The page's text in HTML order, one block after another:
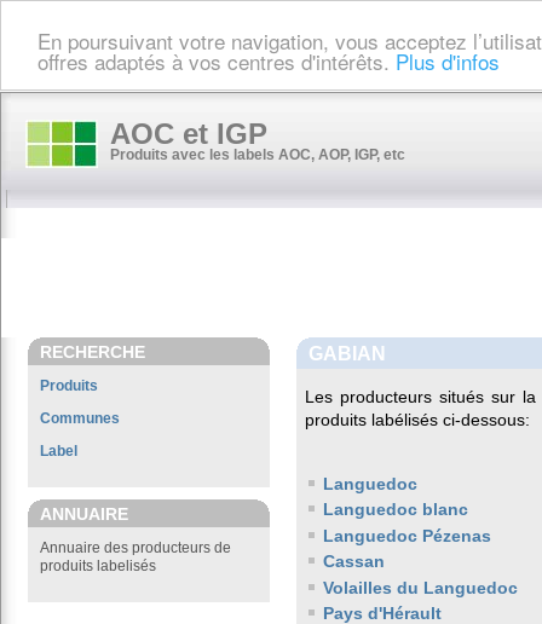
En poursuivant votre navigation, vous acceptez
offres adaptés à vos centres d'intérêts. Plus d'infos
AOC et IGP
Produits avec les labels AOC, AOP, IGP, etc
RECHERCHE
Produits
Communes
Label
ANNUAIRE
Annuaire des producteurs de
produits labelisés
GABIAN
Les producteurs situés sur
produits labélisés ci-dessous:
Languedoc
Languedoc blanc
Languedoc Pézenas
Cassan
Volailles du Languedoc
Pays d'Hérault